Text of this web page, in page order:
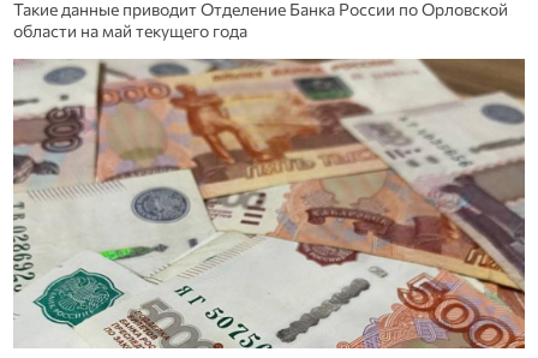
Такие данные приводит Отделение Банка России по Орловской
области на май текущего года